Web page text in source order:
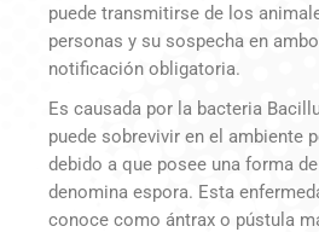
puede transmitirse de los
personas y su sospecha en
notificación obligatoria.
Es causada por la bacteria
puede sobrevivir en el ambiente
debido a que posee una forma
denomina espora. Esta
conoce como ántrax o pústula